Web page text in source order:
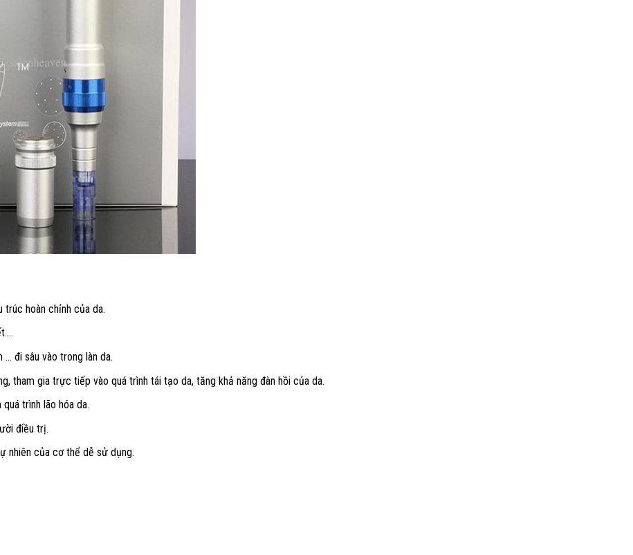
trúc hoàn chỉnh của da.
… đi sâu vào trong làn da.
tham gia trực tiếp vào quá trình tái tạo da, tăng khả năng đàn hồi của da.
trình lão hóa da.
điều trị.
nhiên của cơ thể dễ sử dụng.